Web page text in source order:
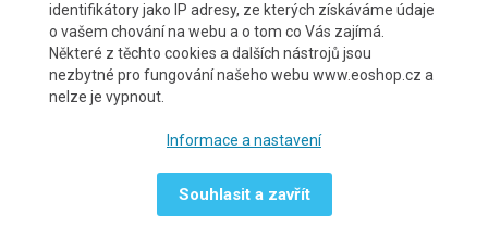
Možnosti dopravy
identifikátory jako IP adresy, ze kterých získáváme údaje
o vašem chování na webu a o tom co Vás zajímá.
Některé z těchto cookies a dalších nástrojů jsou
nezbytné pro fungování našeho webu www.eoshop.cz a
nelze je vypnout.
Informace a nastavení
Souhlasit a zavřít